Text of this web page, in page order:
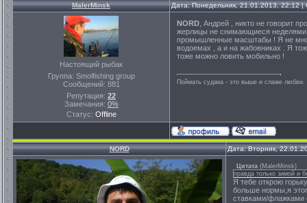
MalerMinsk Дата: Понедельник, 21.01.2013, 22:12
Настоящий рыбак
Группа: Smolfishing group
Сообщений: 881
Репутация: 22
Замечания: 0%
Статус: Offline
NORD , Андрей , никто не говорит
жерлицы не снимающиеся неделями
промышленные масштабы ! Я не
водоемах , а и на жабовниках . Я
тоже можно ловить мобильно !
Поймать судака - это выше и слаже
NORD Дата: Вторник,
Цитата (MalerMinsk)
правда только зимой и
Я тебе открою
больше нормы,я
ставками/флажками